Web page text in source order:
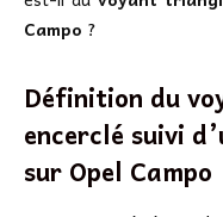
Campo ?
Définition du
encerclé suivi
sur Opel Campo